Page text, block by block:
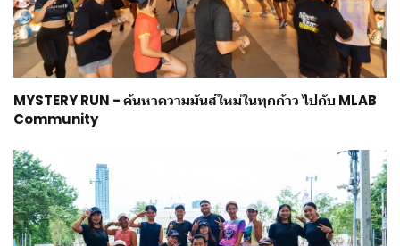
MYSTERY RUN - ค้นหาความมันส์ใหม่ในทุกก้าว ไปกับ MLAB
Community